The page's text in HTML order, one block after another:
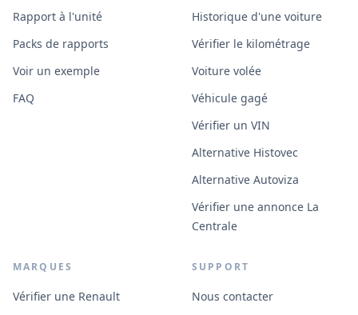
Rapport à l'unité
Packs de rapports
Voir un exemple
FAQ
Historique d'une voiture
Vérifier le kilométrage
Voiture volée
Véhicule gagé
Vérifier un VIN
Alternative Histovec
Alternative Autoviza
Vérifier une annonce La
Centrale
MARQUES
Vérifier une Renault
SUPPORT
Nous contacter